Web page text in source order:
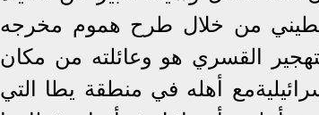
من خلال طرح هموم مخرجه
القسري هو وعائلته من مكان
أهله في منطقة يطا التي